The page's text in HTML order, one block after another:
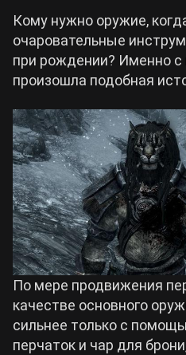
Кому нужно оружие,
очаровательные
при рождении? Именно с
произошла подобная
По мере продвижения
качестве основного
сильнее только с
перчаток и чар для